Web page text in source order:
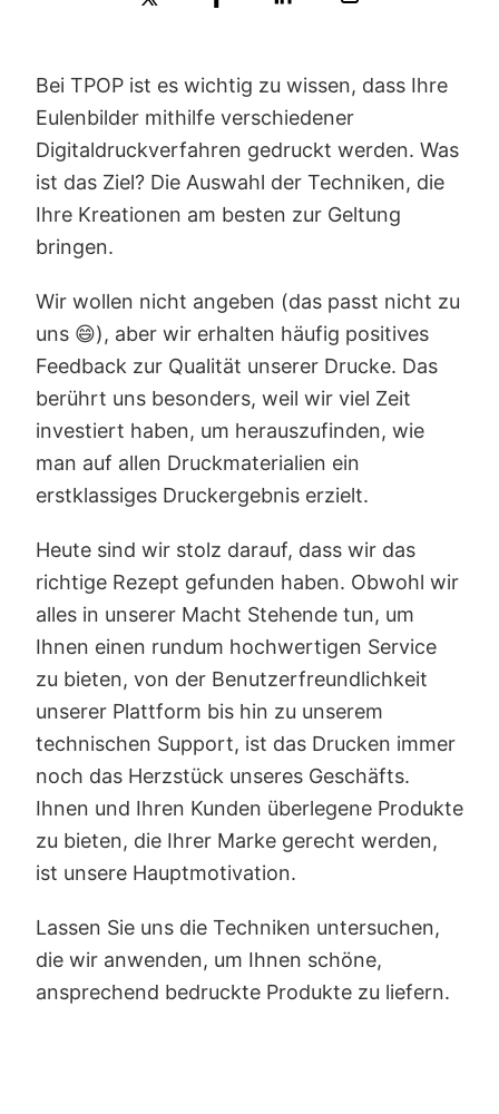
Bei TPOP ist es wichtig zu wissen, dass Ihre
Eulenbilder mithilfe verschiedener
Digitaldruckverfahren gedruckt werden. Was
ist das Ziel? Die Auswahl der Techniken, die
Ihre Kreationen am besten zur Geltung
bringen.
Wir wollen nicht angeben (das passt nicht zu
uns 😄), aber wir erhalten häufig positives
Feedback zur Qualität unserer Drucke. Das
berührt uns besonders, weil wir viel Zeit
investiert haben, um herauszufinden, wie
man auf allen Druckmaterialien ein
erstklassiges Druckergebnis erzielt.
Heute sind wir stolz darauf, dass wir das
richtige Rezept gefunden haben. Obwohl wir
alles in unserer Macht Stehende tun, um
Ihnen einen rundum hochwertigen Service
zu bieten, von der Benutzerfreundlichkeit
unserer Plattform bis hin zu unserem
technischen Support, ist das Drucken immer
noch das Herzstück unseres Geschäfts.
Ihnen und Ihren Kunden überlegene Produkte
zu bieten, die Ihrer Marke gerecht werden,
ist unsere Hauptmotivation.
Lassen Sie uns die Techniken untersuchen,
die wir anwenden, um Ihnen schöne,
ansprechend bedruckte Produkte zu liefern.